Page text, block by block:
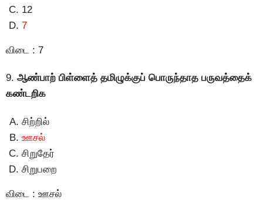
12
7
விடை : 7
9. ஆண்பாற் பிள்ளைத் தமிழுக்குப் பொருந்தாத பருவத்தைக்
கண்டறிக
சிற்றில்
ஊசல்
சிறுதேர்
சிறுபறை
விடை : ஊசல்